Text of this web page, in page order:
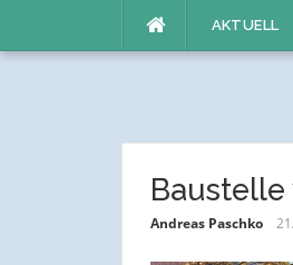
AKTUELL
Andreas Paschko